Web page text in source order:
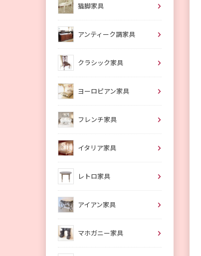
猫脚家具
アンティーク調家具
クラシック家具
ヨーロピアン家具
フレンチ家具
イタリア家具
レトロ家具
アイアン家具
マホガニー家具